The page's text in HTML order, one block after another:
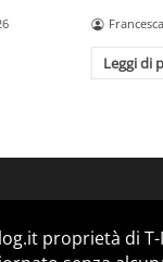
Leggi di
proprietà di